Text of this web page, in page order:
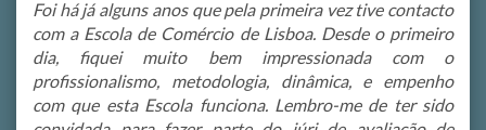
Foi há já alguns anos que pela primeira vez tive contacto
com a Escola de Comércio de Lisboa. Desde o primeiro
dia, fiquei muito bem impressionada com o
profissionalismo, metodologia, dinâmica, e empenho
com que esta Escola funciona. Lembro-me de ter sido